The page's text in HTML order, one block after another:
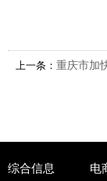
上一条： 重庆市加
综合信息 电